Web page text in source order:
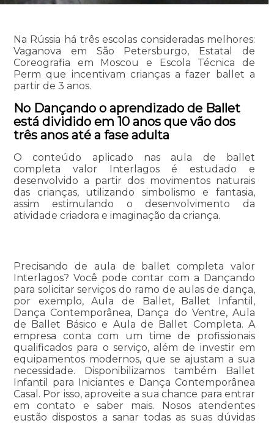
Na Rússia há três escolas consideradas melhores:
Vaganova em São Petersburgo, Estatal de
Coreografia em Moscou e Escola Técnica de
Perm que incentivam crianças a fazer ballet a
partir de 3 anos.
No Dançando o aprendizado de Ballet
está dividido em 10 anos que vão dos
três anos até a fase adulta
O conteúdo aplicado nas aula de ballet
completa valor Interlagos é estudado e
desenvolvido a partir dos movimentos naturais
das crianças, utilizando simbolismo e fantasia,
assim estimulando o desenvolvimento da
atividade criadora e imaginação da criança.
Precisando de aula de ballet completa valor
Interlagos? Você pode contar com a Dançando
para solicitar serviços do ramo de aulas de dança,
por exemplo, Aula de Ballet, Ballet Infantil,
Dança Contemporânea, Dança do Ventre, Aula
de Ballet Básico e Aula de Ballet Completa. A
empresa conta com um time de profissionais
qualificados para o serviço, além de investir em
equipamentos modernos, que se ajustam a sua
necessidade. Disponibilizamos também Ballet
Infantil para Iniciantes e Dança Contemporânea
Casal. Por isso, aproveite a sua chance para entrar
em contato e saber mais. Nosos atendentes
eustão dispostos a sanar todas as suas dúvidas